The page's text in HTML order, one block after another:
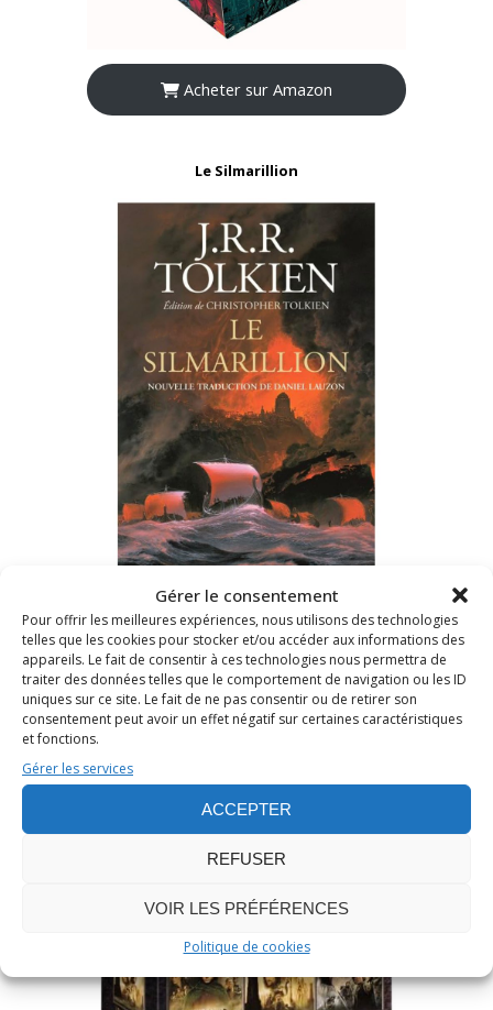
Gérer le consentement
Pour offrir les meilleures expériences, nous utilisons des technologies
telles que les cookies pour stocker et/ou accéder aux informations des
appareils. Le fait de consentir à ces technologies nous permettra de
traiter des données telles que le comportement de navigation ou les ID
uniques sur ce site. Le fait de ne pas consentir ou de retirer son
consentement peut avoir un effet négatif sur certaines caractéristiques
et fonctions.
Gérer les services
ACCEPTER
REFUSER
VOIR LES PRÉFÉRENCES
Politique de cookies
Acheter sur Amazon
Le Silmarillion
Acheter sur Amazon
Le Seigneur Des Anneaux DVD